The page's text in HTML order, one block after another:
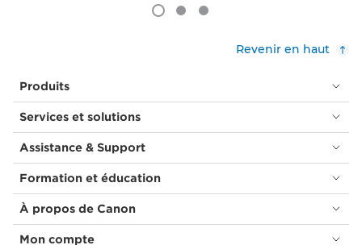
Revenir en haut
Produits
Services et solutions
Assistance & Support
Formation et éducation
À propos de Canon
Mon compte